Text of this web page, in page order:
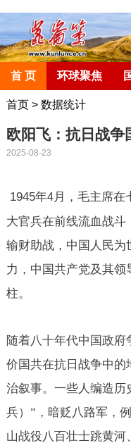
首 页 环球聚焦
首页> 数据统计
欧阳飞：抗日战
2025-08-23
1945年4月，毛主席在
大官兵在前线流血战
输财助战，中国人民为
力，中国共产党及其
柱。
随着八十年代中国政
价国共在抗日战争中的
治叙事。一些人编造历
兵）”，暗贬八路军，
山战役八百壮士跳黄